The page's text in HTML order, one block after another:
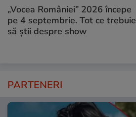
„Vocea României” 2026 începe
pe 4 septembrie. Tot ce trebuie
să știi despre show
PARTENERI